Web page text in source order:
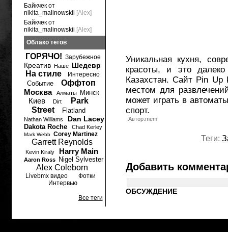
Уникальная кухня,
красоты, и это
Казахстан. Сайт Pin
местом для
может играть в
спорт.
Автор:mem
Теги:
Добавить
ОБСУЖДЕНИЕ
Байкчек от
nikita_malinowskii [Alex]
Байкчек от
nikita_malinowskii [Alex]
Облако тегов
ГОРЯЧО! Зарубежное
Креатив Наше Шедевр
На стиле Интересно
Событие
Оффтоп
Москва
Алматы Минск
Киев Dirt
Park
Street
Flatland
Nathan Williams Dan Lacey
Dakota Roche Chad Kerley
Mark Webb Corey Martinez
Garrett Reynolds
Kevin Kiraly Harry Main
Aaron Ross Nigel Sylvester
Alex Coleborn
Livebmx видео
Фотки
Интервью
Все теги